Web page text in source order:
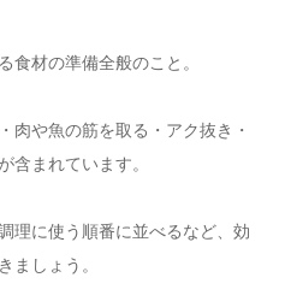
食材の準備全般のこと。
肉や魚の筋を取る・アク抜き・
含まれています。
理に使う順番に並べるなど、効
ましょう。